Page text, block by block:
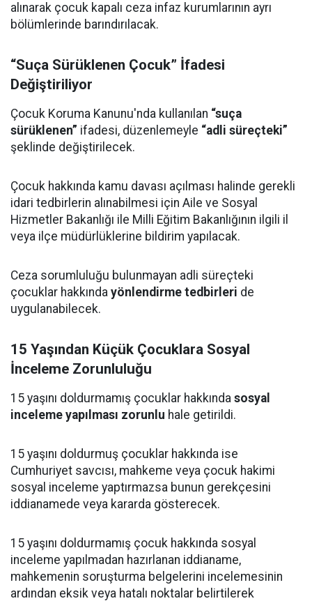
alınarak çocuk kapalı ceza infaz kurumlarının ayrı
bölümlerinde barındırılacak.
“Suça Sürüklenen Çocuk” İfadesi
Değiştiriliyor
Çocuk Koruma Kanunu'nda kullanılan “suça
sürüklenen” ifadesi, düzenlemeyle “adli süreçteki”
şeklinde değiştirilecek.
Çocuk hakkında kamu davası açılması halinde gerekli
idari tedbirlerin alınabilmesi için Aile ve Sosyal
Hizmetler Bakanlığı ile Milli Eğitim Bakanlığının ilgili il
veya ilçe müdürlüklerine bildirim yapılacak.
Ceza sorumluluğu bulunmayan adli süreçteki
çocuklar hakkında yönlendirme tedbirleri de
uygulanabilecek.
15 Yaşından Küçük Çocuklara Sosyal
İnceleme Zorunluluğu
15 yaşını doldurmamış çocuklar hakkında sosyal
inceleme yapılması zorunlu hale getirildi.
15 yaşını doldurmuş çocuklar hakkında ise
Cumhuriyet savcısı, mahkeme veya çocuk hakimi
sosyal inceleme yaptırmazsa bunun gerekçesini
iddianamede veya kararda gösterecek.
15 yaşını doldurmamış çocuk hakkında sosyal
inceleme yapılmadan hazırlanan iddianame,
mahkemenin soruşturma belgelerini incelemesinin
ardından eksik veya hatalı noktalar belirtilerek